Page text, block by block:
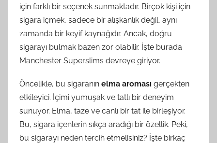
için farklı bir seçenek sunmaktadır. Birçok kişi için
sigara içmek, sadece bir alışkanlık değil, aynı
zamanda bir keyif kaynağıdır. Ancak, doğru
sigarayı bulmak bazen zor olabilir. İşte burada
Manchester Superslims devreye giriyor.
Öncelikle, bu sigaranın elma aroması gerçekten
etkileyici. İçimi yumuşak ve tatlı bir deneyim
sunuyor. Elma, taze ve canlı bir tat ile birleşiyor.
Bu, sigara içenlerin sıkça aradığı bir özellik. Peki,
bu sigarayı neden tercih etmelisiniz? İşte birkaç